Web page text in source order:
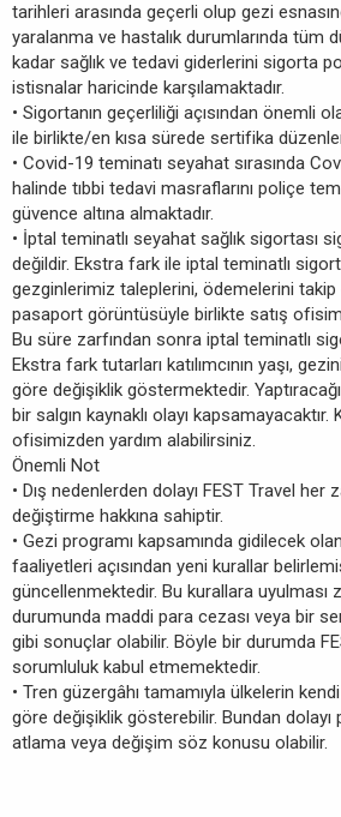
tarihleri arasında geçerli olup gezi
yaralanma ve hastalık durumlarında tüm
kadar sağlık ve tedavi giderlerini sigorta
istisnalar haricinde karşılamaktadır.
• Sigortanın geçerliliği açısından önemli
ile birlikte/en kısa sürede sertifika
• Covid-19 teminatı seyahat sırasında
halinde tıbbi tedavi masraflarını poliçe
güvence altına almaktadır.
• İptal teminatlı seyahat sağlık sigortası
değildir. Ekstra fark ile iptal teminatlı
gezginlerimiz taleplerini, ödemelerini
pasaport görüntüsüyle birlikte satış
Bu süre zarfından sonra iptal teminatlı
Ekstra fark tutarları katılımcının yaşı,
göre değişiklik göstermektedir.
bir salgın kaynaklı olayı kapsamayacaktır.
ofisimizden yardım alabilirsiniz.
Önemli Not
• Dış nedenlerden dolayı FEST Travel her
değiştirme hakkına sahiptir.
• Gezi programı kapsamında gidilecek
faaliyetleri açısından yeni kurallar
güncellenmektedir. Bu kurallara uyulması
durumunda maddi para cezası veya bir
gibi sonuçlar olabilir. Böyle bir durumda
sorumluluk kabul etmemektedir.
• Tren güzergâhı tamamıyla ülkelerin
göre değişiklik gösterebilir. Bundan
atlama veya değişim söz konusu olabilir.